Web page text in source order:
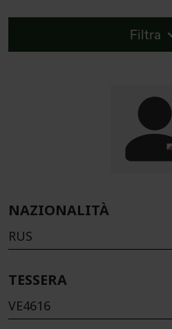
Filtra
NAZIONALITÀ
RUS
TESSERA
VE4616